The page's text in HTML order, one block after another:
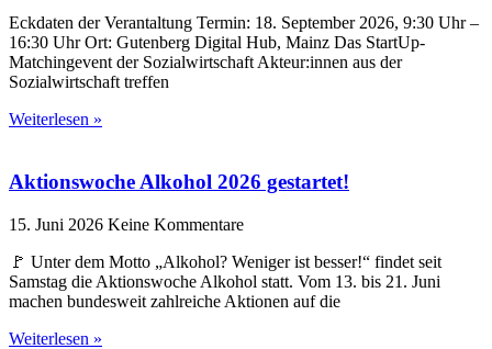
Eckdaten der Verantaltung Termin: 18. September 2026, 9:30 Uhr –
16:30 Uhr Ort: Gutenberg Digital Hub, Mainz Das StartUp-
Matchingevent der Sozialwirtschaft Akteur:innen aus der
Sozialwirtschaft treffen
Weiterlesen »
Aktionswoche Alkohol 2026 gestartet!
15. Juni 2026 Keine Kommentare
🚩 Unter dem Motto „Alkohol? Weniger ist besser!“ findet seit
Samstag die Aktionswoche Alkohol statt. Vom 13. bis 21. Juni
machen bundesweit zahlreiche Aktionen auf die
Weiterlesen »